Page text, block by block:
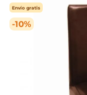
-10%
Envío gratis